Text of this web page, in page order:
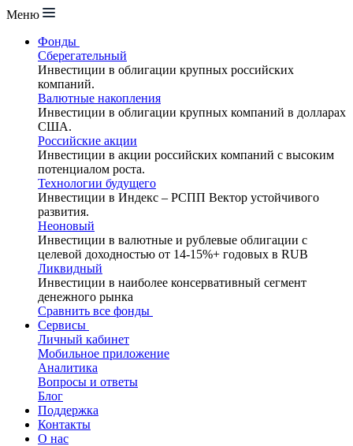
Меню
Фонды
Сберегательный
Инвестиции в облигации крупных российских
компаний.
Валютные накопления
Инвестиции в облигации крупных компаний в долларах
США.
Российские акции
Инвестиции в акции российских компаний с высоким
потенциалом роста.
Технологии будущего
Инвестиции в Индекс – РСПП Вектор устойчивого
развития.
Неоновый
Инвестиции в валютные и рублевые облигации с
целевой доходностью от 14-15%+ годовых в RUB
Ликвидный
Инвестиции в наиболее консервативный сегмент
денежного рынка
Сравнить все фонды
Сервисы
Личный кабинет
Мобильное приложение
Аналитика
Вопросы и ответы
Блог
Поддержка
Контакты
О нас